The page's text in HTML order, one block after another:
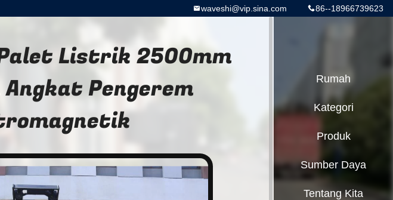
86--18966739623
waveshi@vip.sina.com
Listrik 2500mm
Pengerem
Rumah
Kategori
Produk
Sumber Daya
Tentang Kita